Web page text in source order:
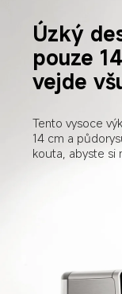
Úzký
pouze
vejde
Tento vysoce
14 cm a
kouta, abyste si